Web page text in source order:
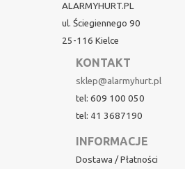
ALARMYHURT.PL
ul. Ściegiennego 90
25-116 Kielce
KONTAKT
sklep@alarmyhurt.pl
tel: 609 100 050
tel: 41 3687190
INFORMACJE
Dostawa / Płatności